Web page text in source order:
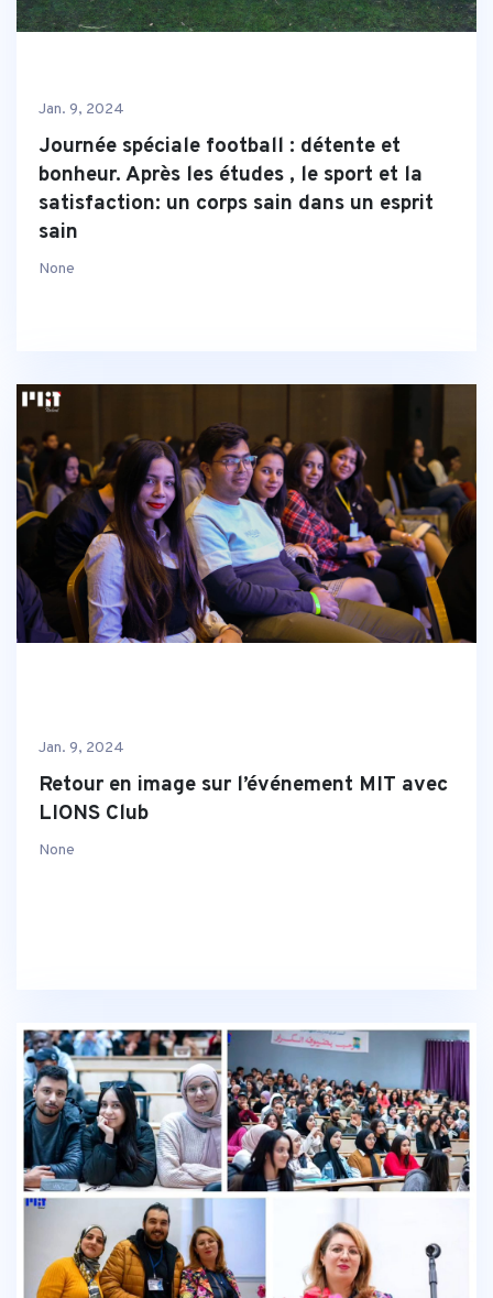
Jan. 9, 2024
Journée spéciale football : détente et
bonheur. Après les études , le sport et la
satisfaction: un corps sain dans un esprit
sain
None
Jan. 9, 2024
Retour en image sur l’événement MIT avec
LIONS Club
None